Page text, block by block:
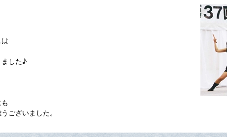
ました♪
ございました。